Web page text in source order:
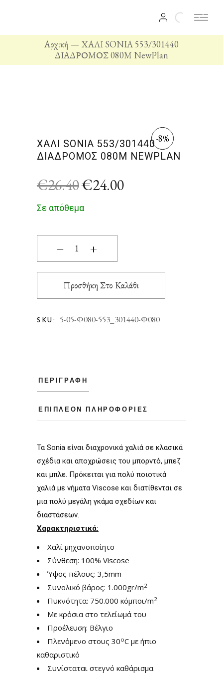
Αρχική
ΧΑΛΙ SONIA 553/301440
ΔΙΑΔΡΟΜΟΣ 080Μ NewPlan
-8%
ΧΑΛΙ SONIA 553/301440
ΔΙΑΔΡΟΜΟΣ 080Μ NEWPLAN
€26.40€24.00
Σε απόθεμα
ΧΑΛΙ SONIA 553/301440 ΔΙΑΔΡΟΜΟΣ 080Μ
‒ +
Προσθήκη Στο Καλάθι
SKU: 5-05-Φ080-553_301440-Φ080
ΠΕΡΙΓΡΑΦΉ
ΕΠΙΠΛΈΟΝ ΠΛΗΡΟΦΟΡΊΕΣ
Τα Sonia είναι διαχρονικά χαλιά σε κλασικά
σχέδια και αποχρώσεις του μπορντό, μπεζ
και μπλε. Πρόκειται για πολύ ποιοτικά
χαλιά με νήματα Viscose και διατίθενται σε
μια πολύ μεγάλη γκάμα σχεδίων και
διαστάσεων.
Χαρακτηριστικά:
Χαλί μηχανοποίητο
Σύνθεση: 100% Viscose
Ύψος πέλους: 3,5mm
Συνολικό βάρος: 1.000gr/m2
Πυκνότητα: 750.000 κόμποι/m2
Με κρόσια στο τελείωμά του
Προέλευση: Βέλγιο
Πλενόμενο στους 30οC με ήπιο
καθαριστικό
Συνίσταται στεγνό καθάρισμα